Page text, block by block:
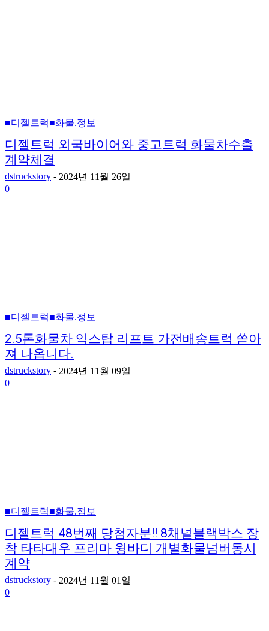
■디젤트럭■화물.정보
디젤트럭 외국바이어와 중고트럭 화물차수출
계약체결
dstruckstory - 2024년 11월 26일
0
■디젤트럭■화물.정보
2.5톤화물차 익스탑 리프트 가전배송트럭 쏟아
져 나옵니다.
dstruckstory - 2024년 11월 09일
0
■디젤트럭■화물.정보
디젤트럭 48번째 당첨자분!! 8채널블랙박스 장
착 타타대우 프리마 윙바디 개별화물넘버동시
계약
dstruckstory - 2024년 11월 01일
0